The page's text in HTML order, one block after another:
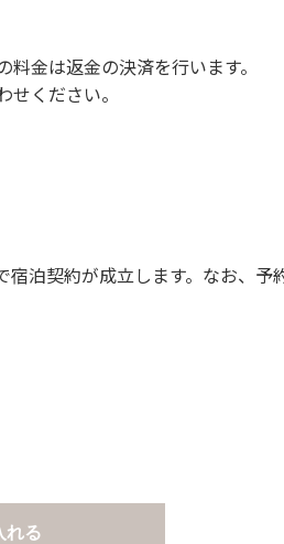
止です。
い。
金は返金の決済を行います。
ください。
泊契約が成立します。なお、予
れる